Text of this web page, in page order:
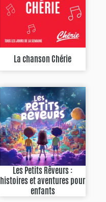
La chanson Chérie
Les Petits Rêveurs :
histoires et aventures pour
enfants